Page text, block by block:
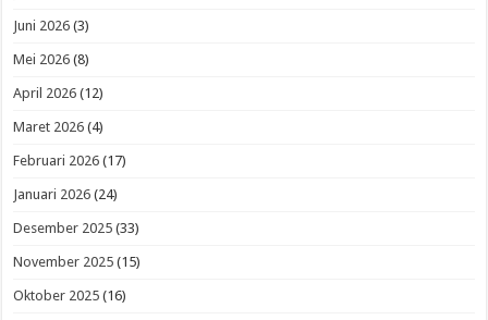
Juni 2026 (3)
Mei 2026 (8)
April 2026 (12)
Maret 2026 (4)
Februari 2026 (17)
Januari 2026 (24)
Desember 2025 (33)
November 2025 (15)
Oktober 2025 (16)